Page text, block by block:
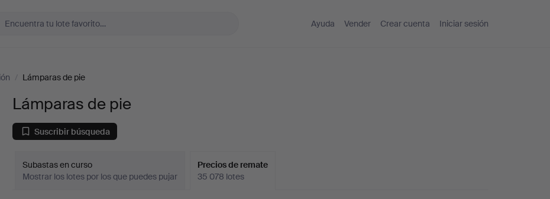
Ayuda Vender Crear cuenta Iniciar sesión
/ Lámparas de pie
Lámparas de pie
Suscribir búsqueda
Subastas en curso
Mostrar los lotes por los que puedes pujar
Precios de remate
35 078 lotes